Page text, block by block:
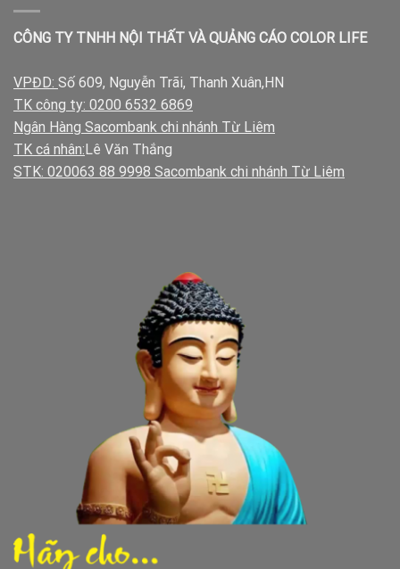
CÔNG TY TNHH NỘI THẤT VÀ QUẢNG CÁO COLOR LIFE
VPĐD: Số 609, Nguyễn Trãi, Thanh Xuân,HN
TK công ty: 0200 6532 6869
Ngân Hàng Sacombank chi nhánh Từ Liêm
TK cá nhân:Lê Văn Thắng
STK: 020063 88 9998 Sacombank chi nhánh Từ Liêm